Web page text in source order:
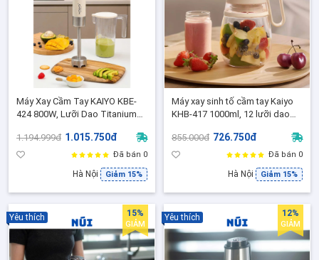
Máy Xay Cầm Tay KAIYO KBE-
424 800W, Lưỡi Dao Titanium
Phẩm Sinh Tố Cháo Ăn Dặm Dễ
Vệ Sinh
1.194.999đ 1.015.750đ
Đã bán 0
Hà Nội Giảm 15%
Máy xay sinh tố cầm tay Kaiyo
KHB-417 1000ml, 12 lưỡi dao
trắng be
855.000đ 726.750đ
Đã bán 0
Hà Nội Giảm 15%
Yêu thích 15%
GIẢM
Yêu thích 12%
GIẢM